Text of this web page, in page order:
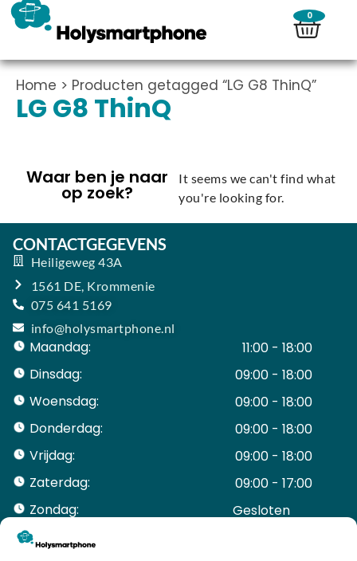
0
Home > Producten getagged “LG G8 ThinQ”
LG G8 ThinQ
Waar ben je naar
op zoek?
It seems we can't find what
you're looking for.
CONTACTGEGEVENS
Heiligeweg 43A
1561 DE, Krommenie
075 641 5169
info@holysmartphone.nl
Maandag:
11:00 - 18:00
Dinsdag:
09:00 - 18:00
Woensdag:
09:00 - 18:00
Donderdag:
09:00 - 18:00
Vrijdag:
09:00 - 18:00
Zaterdag:
09:00 - 17:00
Zondag:
Gesloten ​ ​ ​ ​ ​ ​ ​
ACCOUNT
Mijn Account